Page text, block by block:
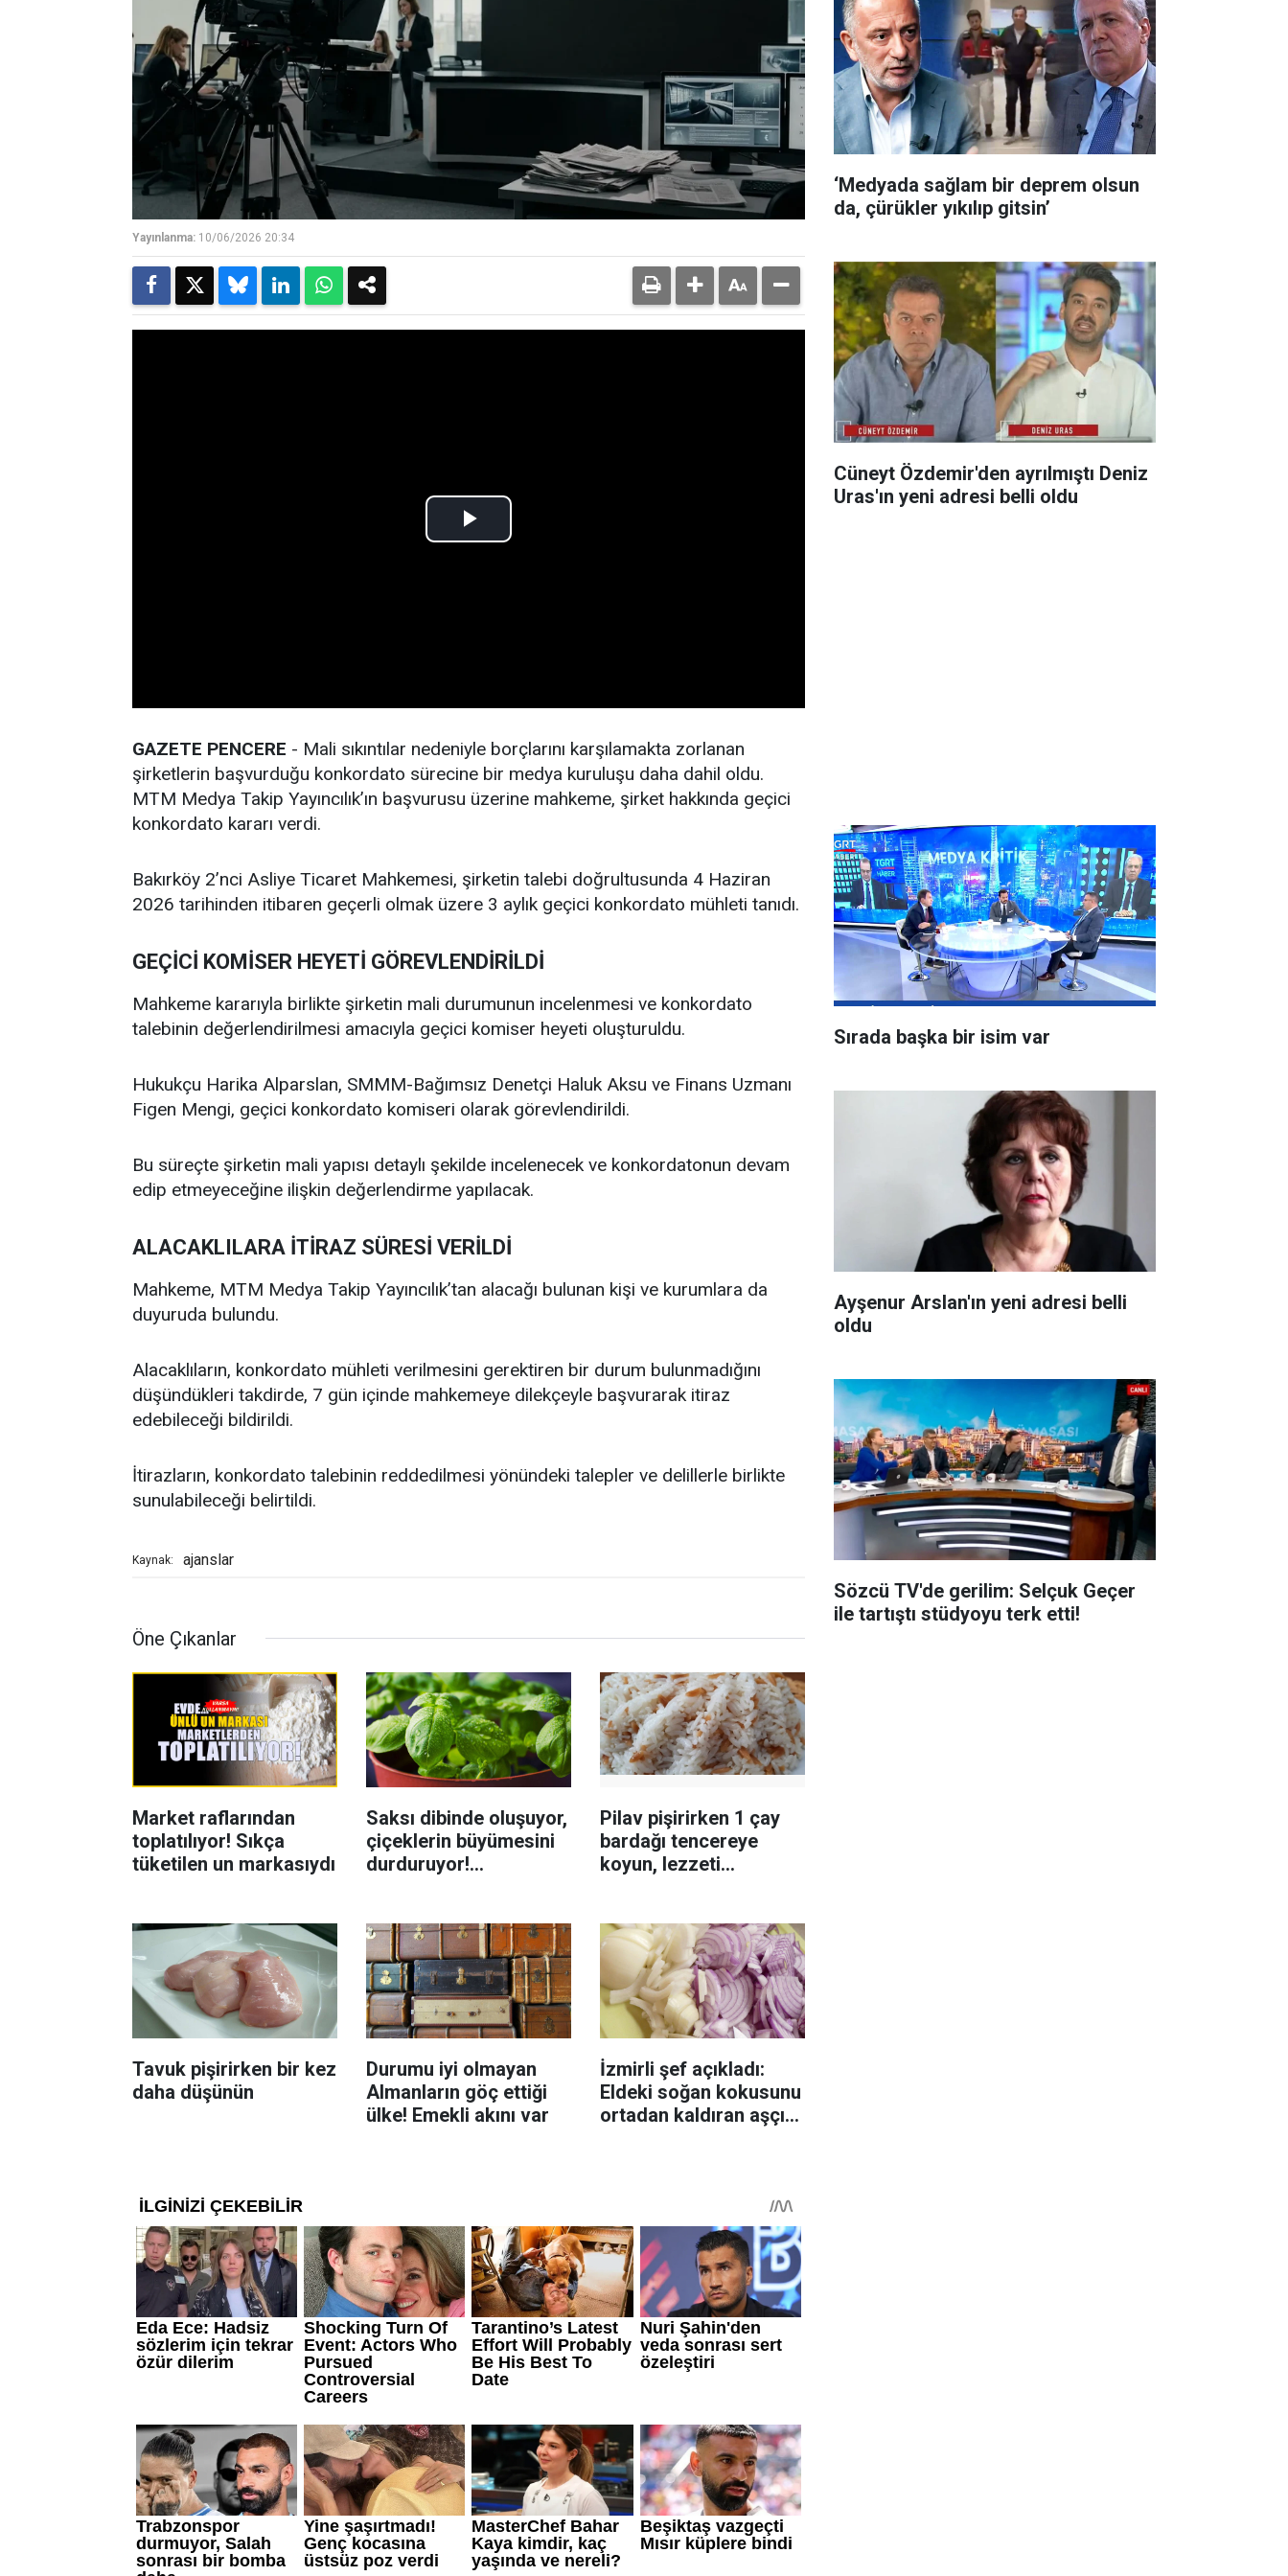
Yayınlanma: 10/06/2026 20:34
GAZETE PENCERE - Mali sıkıntılar nedeniyle borçlarını karşılamakta zorlanan
şirketlerin başvurduğu konkordato sürecine bir medya kuruluşu daha dahil oldu.
MTM Medya Takip Yayıncılık’ın başvurusu üzerine mahkeme, şirket hakkında geçici
konkordato kararı verdi.
Bakırköy 2’nci Asliye Ticaret Mahkemesi, şirketin talebi doğrultusunda 4 Haziran
2026 tarihinden itibaren geçerli olmak üzere 3 aylık geçici konkordato mühleti tanıdı.
GEÇİCİ KOMİSER HEYETİ GÖREVLENDİRİLDİ
Mahkeme kararıyla birlikte şirketin mali durumunun incelenmesi ve konkordato
talebinin değerlendirilmesi amacıyla geçici komiser heyeti oluşturuldu.
Hukukçu Harika Alparslan, SMMM-Bağımsız Denetçi Haluk Aksu ve Finans Uzmanı
Figen Mengi, geçici konkordato komiseri olarak görevlendirildi.
Bu süreçte şirketin mali yapısı detaylı şekilde incelenecek ve konkordatonun devam
edip etmeyeceğine ilişkin değerlendirme yapılacak.
ALACAKLILARA İTİRAZ SÜRESİ VERİLDİ
Mahkeme, MTM Medya Takip Yayıncılık’tan alacağı bulunan kişi ve kurumlara da
duyuruda bulundu.
Alacaklıların, konkordato mühleti verilmesini gerektiren bir durum bulunmadığını
düşündükleri takdirde, 7 gün içinde mahkemeye dilekçeyle başvurarak itiraz
edebileceği bildirildi.
İtirazların, konkordato talebinin reddedilmesi yönündeki talepler ve delillerle birlikte
sunulabileceği belirtildi.
Kaynak: ajanslar
Öne Çıkanlar
Market raflarından
toplatılıyor! Sıkça
tüketilen un markasıydı
Saksı dibinde oluşuyor,
çiçeklerin büyümesini
durduruyor!
Pilav pişirirken 1 çay
bardağı tencereye
koyun, lezzeti
Tavuk pişirirken bir kez
daha düşünün
Durumu iyi olmayan
Almanların göç ettiği
ülke! Emekli akını var
İzmirli şef açıkladı:
Eldeki soğan kokusunu
ortadan kaldıran aşçı
‘Medyada sağlam bir deprem olsun
da, çürükler yıkılıp gitsin’
Cüneyt Özdemir'den ayrılmıştı Deniz
Uras'ın yeni adresi belli oldu
Sırada başka bir isim var
Ayşenur Arslan'ın yeni adresi belli
oldu
Sözcü TV'de gerilim: Selçuk Geçer
ile tartıştı stüdyoyu terk etti!